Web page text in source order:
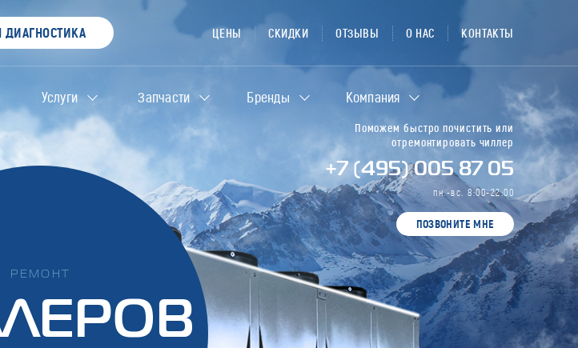
РЕМОНТ
Поможем быстро почистить или
отремонтировать чиллер
+7 (495) 005 87 05
пн.-вс. 8:00-22:00
ПОЗВОНИТЕ МНЕ
ЦЕНЫ СКИДКИ ОТЗЫВЫ О НАС КОНТАКТЫ
Услуги Запчасти Бренды Компания
ДИАГНОСТИКА